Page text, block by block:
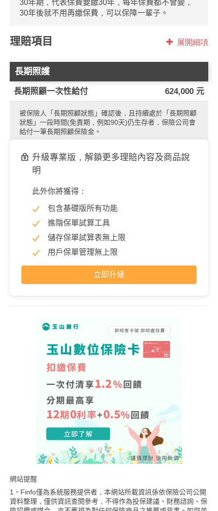
30年期，代表保費要繳30年，每年保費都不會變，
30年後就不用再繳保費，可以保障一輩子。
理賠項目 展開細項
長期照護
長期照顧一次性給付 624,000 元
被保險人「長期照顧狀態」確認後，且持續處於「長期照顧
狀態」一段時間(免責期，例如90天)仍生存者，保險公司會
給付一筆長期照顧保險金。
升級專業版，解鎖更多理賠內容及商品說
明
此外你將獲得：
包含基礎版所有功能
進階保單試算工具
儲存保單試算表無上限
用戶保單管理無上限
立即升級
網站提醒
1、Finfo僅為系統服務提供者，本網站所載資訊係依保險公司公開
資料整理，僅供資訊查閱參考，不得作為投保建議、財務諮詢、保